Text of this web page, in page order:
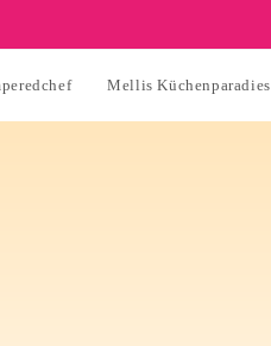
Mellis Küchenparadies